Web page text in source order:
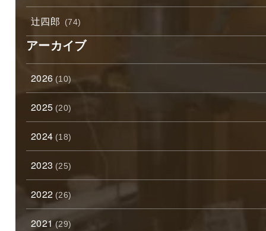
辻四郎 (74)
アーカイブ
2026 (10)
2025 (20)
2024 (18)
2023 (25)
2022 (26)
2021 (29)